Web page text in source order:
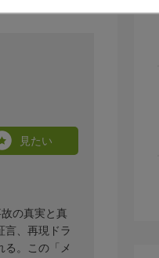
見たい
の真実と真
言、再現ドラ
る。この「メ